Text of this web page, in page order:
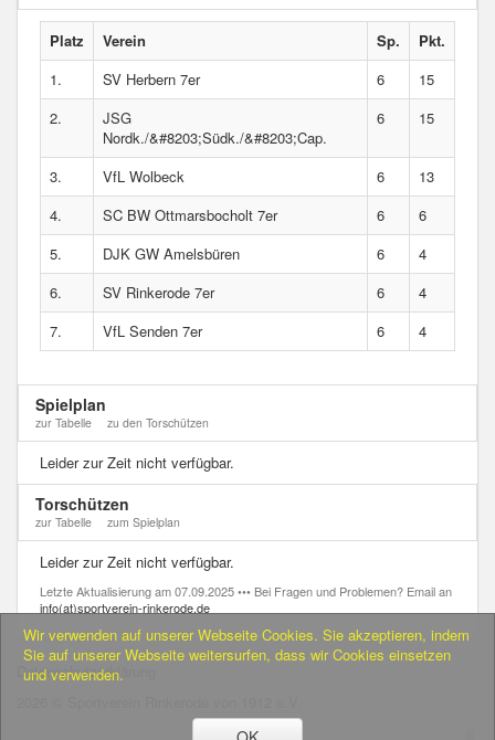
Platz Verein Sp.
Pkt.
1.
SV Herbern 7er 6
15
2.
JSG
Nordk./&#8203;Südk./&#8203;Cap.
6 15
3. VfL Wolbeck 6
13
4.
SC BW Ottmarsbocholt 7er 6
6
5.
DJK GW Amelsbüren 6
4
6.
SV Rinkerode 7er 6
4
7.
VfL Senden 7er 6 4
Spielplan
zur Tabelle zu den Torschützen
Leider zur Zeit nicht verfügbar.
Torschützen
zur Tabelle zum Spielplan
Leider zur Zeit nicht verfügbar.
Letzte Aktualisierung am 07.09.2025 ••• Bei Fragen und Problemen? Email an
info(at)sportverein-rinkerode.de
Datenschutzerklärung
Wir verwenden auf unserer Webseite Cookies. Sie akzeptieren, indem
Sie auf unserer Webseite weitersurfen, dass wir Cookies einsetzen
und verwenden.